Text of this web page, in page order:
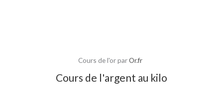
Cours de l'or parOr.fr
Cours de l'argent au kilo